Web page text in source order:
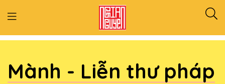
Mành - Liễn thư pháp